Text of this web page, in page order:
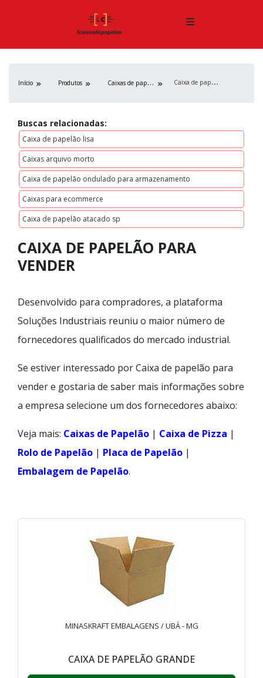
Início Produtos C
aixas de papelão C
aixa de papelão para vender
Buscas relacionadas:
Caixa de papelão lisa
Caixas arquivo morto
Caixa de papelão ondulado para armazenamento
Caixas para ecommerce
Caixa de papelão atacado sp
CAIXA DE PAPELÃO PARA
VENDER
Desenvolvido para compradores, a plataforma
Soluções Industriais reuniu o maior número de
fornecedores qualificados do mercado industrial.
Se estiver interessado por Caixa de papelão para
vender e gostaria de saber mais informações sobre
a empresa selecione um dos fornecedores abaixo:
Veja mais: Caixas de Papelão | Caixa de Pizza |
Rolo de Papelão | Placa de Papelão |
Embalagem de Papelão.
MINASKRAFT EMBALAGENS / UBÁ - MG
CAIXA DE PAPELÃO GRANDE